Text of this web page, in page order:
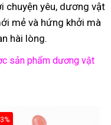
chuyện yêu, dương vật
mẻ và hứng khởi mà
hài lòng.
sản phẩm dương vật